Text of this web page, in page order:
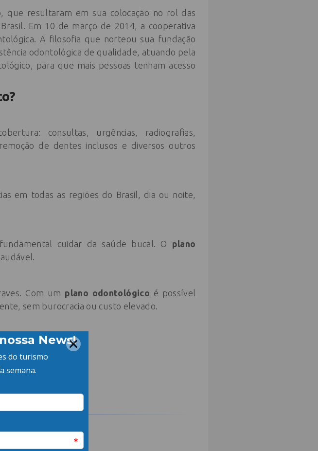
que resultaram em sua colocação no rol das
Em 10 de março de 2014, a cooperativa
A filosofia que norteou sua fundação
odontológica de qualidade, atuando pela
para que mais pessoas tenham acesso
consultas, urgências, radiografias,
de dentes inclusos e diversos outros
em todas as regiões do Brasil, dia ou noite,
cuidar da saúde bucal. O plano
Com um plano odontológico é possível
sem burocracia ou custo elevado.